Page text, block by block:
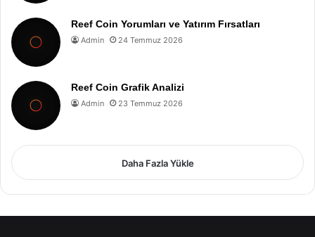
Reef Coin Yorumları ve Yatırım Fırsatları
Admin 24 Temmuz 2026
Reef Coin Grafik Analizi
Admin 23 Temmuz 2026
Daha Fazla Yükle